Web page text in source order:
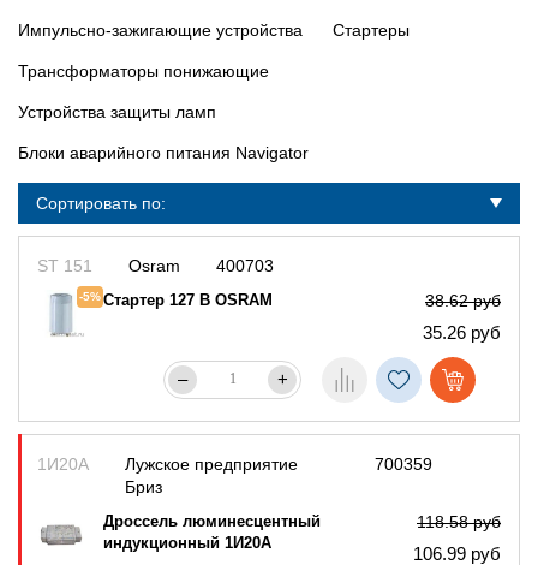
Импульсно-зажигающие устройства Стартеры
Трансформаторы понижающие
Устройства защиты ламп
Блоки аварийного питания Navigator
Сортировать по:
400703
ST 151
-5%Стартер 127 В OSRAM 38.62 руб
35.26 руб
Osram
– +
700359
1И20А
Дроссель люминесцентный
индукционный 1И20А
118.58 руб
106.99 руб
Лужское предприятие
Бриз